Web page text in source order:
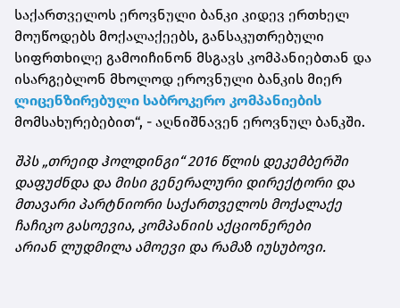
საქართველოს ეროვნული ბანკი კიდევ ერთხელ
მოუწოდებს მოქალაქეებს, განსაკუთრებული
სიფრთხილე გამოიჩინონ მსგავს კომპანიებთან და
ისარგებლონ მხოლოდ ეროვნული ბანკის მიერ
ლიცენზირებული საბროკერო კომპანიების
მომსახურებებით“, - აღნიშნავენ ეროვნულ ბანკში.
შპს „თრეიდ ჰოლდინგი“ 2016 წლის დეკემბერში
დაფუძნდა და მისი გენერალური დირექტორი და
მთავარი პარტნიორი საქართველოს მოქალაქე
ჩაჩიკო გასოევია, კომპანიის აქციონერები
არიან ლუდმილა ამოევი და რამაზ იუსუბოვი.